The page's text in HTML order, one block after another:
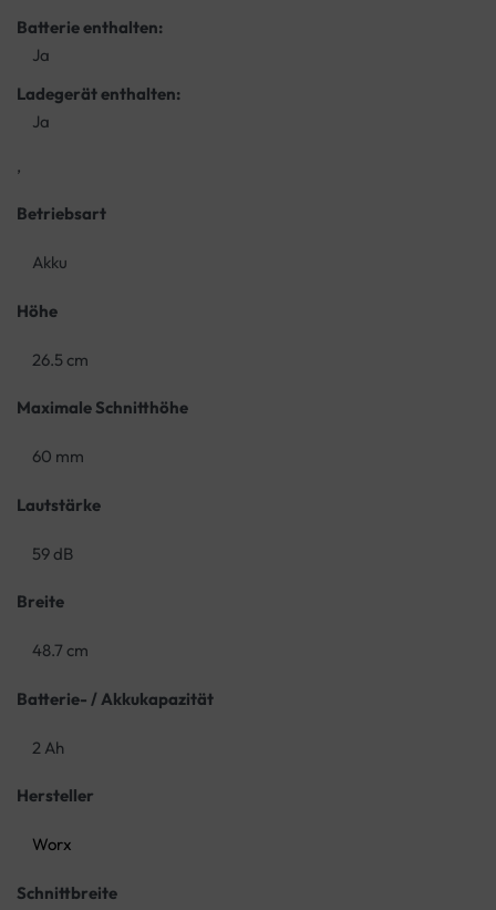
Batterie enthalten:
Ja
Ladegerät enthalten:
Ja
,
Betriebsart
Akku
Höhe
26.5 cm
Maximale Schnitthöhe
60 mm
Lautstärke
59 dB
Breite
48.7 cm
Batterie- / Akkukapazität
2 Ah
Hersteller
Worx
Schnittbreite